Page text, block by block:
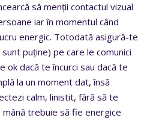
să menții contactul vizual
iar în momentul când
energic. Totodată asigură-te
puține) pe care le comunici
ok dacă te încurci sau dacă te
la un moment dat, însă
calm, linistit, fără să te
trebuie să fie energice